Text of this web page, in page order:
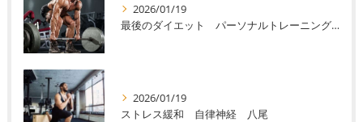
2026/01/19
最後のダイエット パーソナルトレーニング 八尾
2026/01/19
ストレス緩和 自律神経 八尾